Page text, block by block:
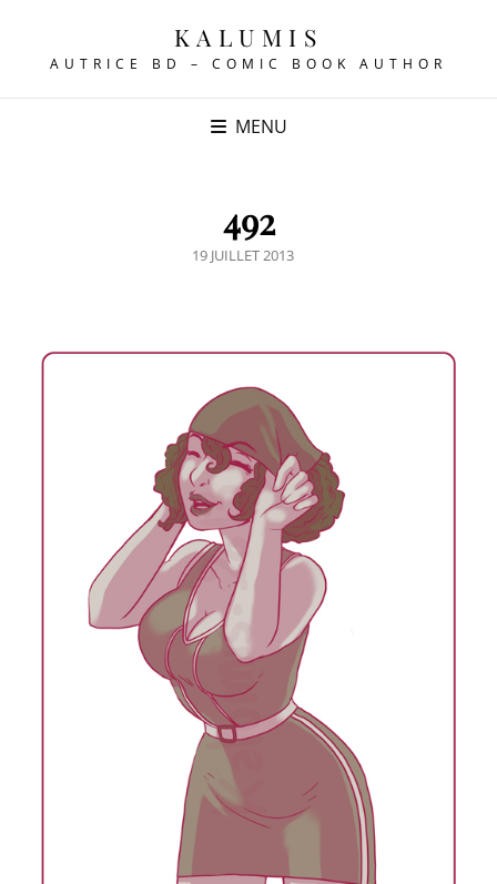
KALUMIS
AUTRICE BD – COMIC BOOK AUTHOR
MENU
492
POSTED
19 JUILLET 2013